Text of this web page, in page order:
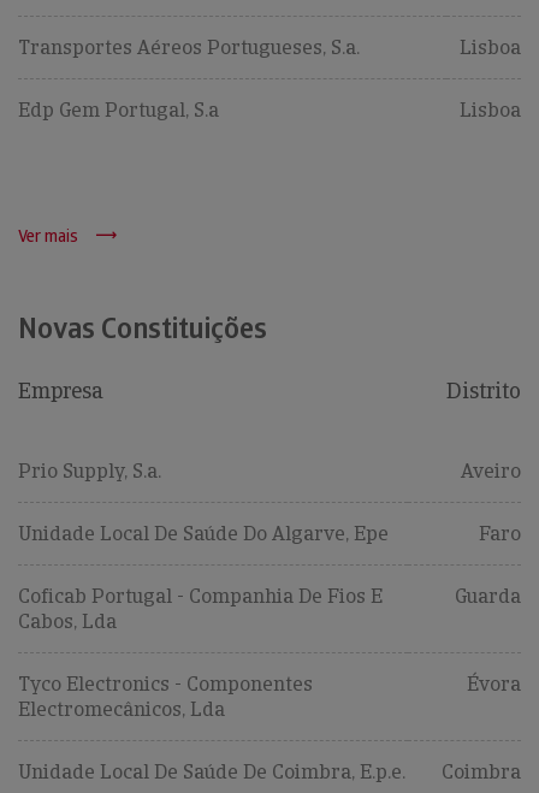
Transportes Aéreos Portugueses, S.a. Lisboa
Edp Gem Portugal, S.a Lisboa
Ver mais
Novas Constituições
Empresa Distrito
Prio Supply, S.a. Aveiro
Unidade Local De Saúde Do Algarve, Epe Faro
Coficab Portugal - Companhia De Fios E
Cabos, Lda
Guarda
Tyco Electronics - Componentes
Electromecânicos, Lda
Évora
Unidade Local De Saúde De Coimbra, E.p.e. Coimbra